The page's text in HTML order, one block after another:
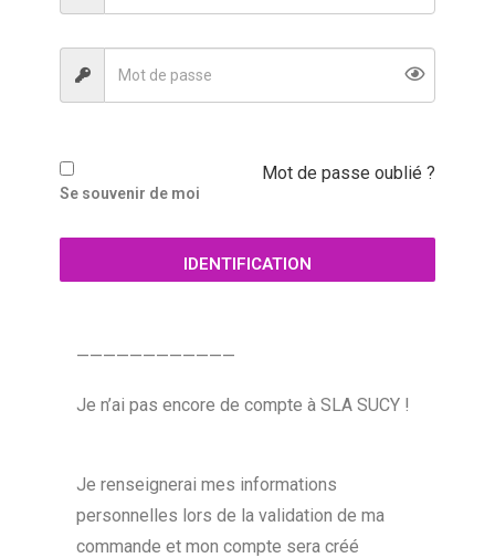
Se souvenir de moi
Mot de passe oublié ?
IDENTIFICATION
————————————
Je n’ai pas encore de compte à SLA SUCY !
Je renseignerai mes informations
personnelles lors de la validation de ma
commande et mon compte sera créé